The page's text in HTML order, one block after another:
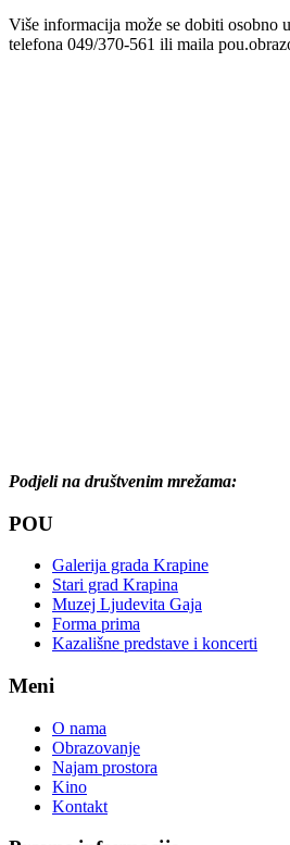
Više informacija može se dobiti osobno
telefona 049/370-561 ili maila
Podjeli na društvenim mrežama:
POU
Galerija grada Krapine
Stari grad Krapina
Muzej Ljudevita Gaja
Forma prima
Kazališne predstave i koncerti
Meni
O nama
Obrazovanje
Najam prostora
Kino
Kontakt